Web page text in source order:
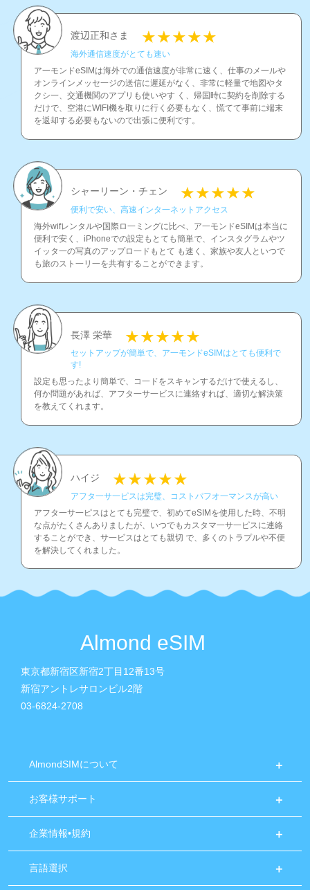
渡辺正和さま
海外通信速度がとても速い
ア一モンドeSIMは海外での通信速度が非常に速く、仕事のメ一ルや
オンラインメッセ一ジの送信に遲延がなく、非常に軽量で地図やタ
クシ一、交通機関のアプリも使いやす く、帰国時に契約を削除する
だけで、空港にWIFI機を取りに行く必要もなく、慌てて事前に端末
を返却する必要もないので出張に便利です。
シャーリーン・チェン
便利で安い、高速インタ一ネットアクセス
海外wifレンタルや国際ロ一ミングに比べ、ア一モンドeSIMは本当に
便利で安く、iPhoneでの設定もとても簡単で、インスタグラムやツ
イッタ一の写真のアップロ一ドもとて も速く、家族や友人といつで
も旅のスト一リ一を共有することができます。
長澤 栄華
セットアップが簡単で、ア一モンドeSIMはとても便利で
す!
設定も思ったより簡単で、コ一ドをスキャンするだけで使えるし、
何か問題があれば、アフタ一サ一ビスに連絡すれば、適切な解決策
を教えてくれます。
ハイジ
アフタ一サ一ピスは完璧、コストパフオ一マンスが高い
アフタ一サ一ピスはとても完璧で、初めてeSIMを使用した時、不明
な点がたくさんありましたが、いつでもカスタマ一サ一ピスに連絡
することができ、サ一ビスはとても親切 で、多くのトラプルや不便
を解決してくれました。
Almond eSIM
東京都新宿区新宿2丁目12番13号
新宿アントレサロンビル2階
03-6824-2708
AlmondSIMについて
お客様サポート
企業情報•規約
言語選択